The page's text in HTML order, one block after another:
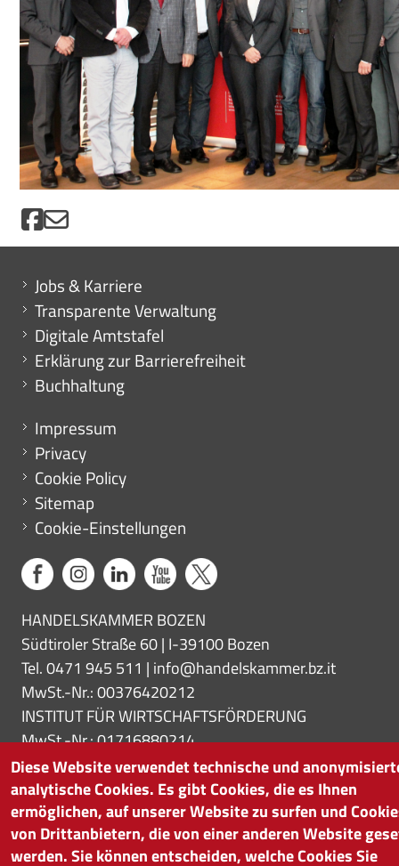
Mini menu di servizio
Jobs & Karriere
Transparente Verwaltung
Digitale Amtstafel
Erklärung zur Barrierefreiheit
Buchhaltung
Menu footer
Impressum
Privacy
Cookie Policy
Sitemap
Cookie-Einstellungen
HANDELSKAMMER BOZEN
Südtiroler Straße 60 | I-39100 Bozen
Tel. 0471 945 511 | info@handelskammer.bz.it
MwSt.-Nr.: 00376420212
INSTITUT FÜR WIRTSCHAFTSFÖRDERUNG
MwSt.-Nr.: 01716880214
Diese Website verwendet technische und
analytische Cookies. Es gibt Cookies, die es Ihnen
ermöglichen, auf unserer Website zu surfen und
von Drittanbietern, die von einer anderen Website
werden. Sie können entscheiden, welche Cookies Sie